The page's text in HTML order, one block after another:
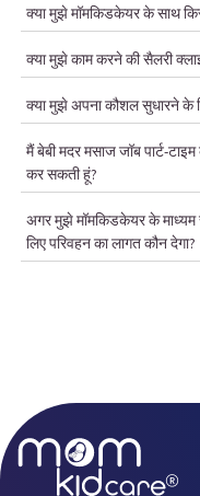
क्या मुझे मॉमकिडकेयर के साथ
क्या मुझे काम करने की सैलरी
क्या मुझे अपना कौशल सुधारने के
मैं बेबी मदर मसाज जॉब पार्ट-
कर सकती हूं?
अगर मुझे मॉमकिडकेयर के माध्यम
लिए परिवहन का लागत कौन देगा?